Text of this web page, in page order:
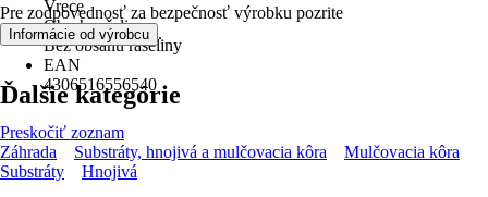
Vrece
Obsah rašeliny
Bez obsahu rašeliny
EAN
4306516556540
Pre zodpovednosť za bezpečnosť výrobku pozrite
Informácie od výrobcu .
Ďalšie kategórie
Preskočiť zoznam
Záhrada
Substráty, hnojivá a mulčovacia kôra
Mulčovacia kôra
Substráty
Hnojivá